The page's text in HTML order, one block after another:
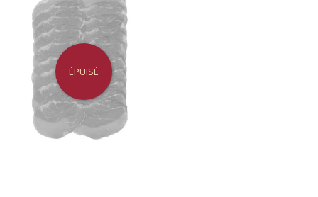
ÉPUISÉ